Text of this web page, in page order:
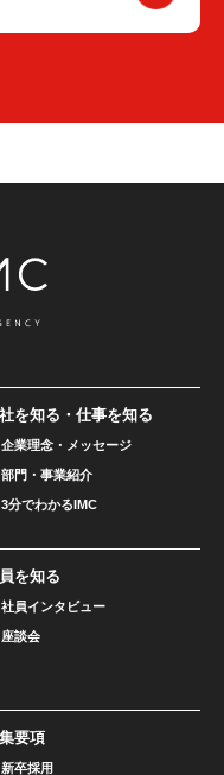
を知る・仕事を知る
企業理念・メッセージ
部門・事業紹介
3分でわかるIMC
を知る
社員インタビュー
座談会
要項
新卒採用